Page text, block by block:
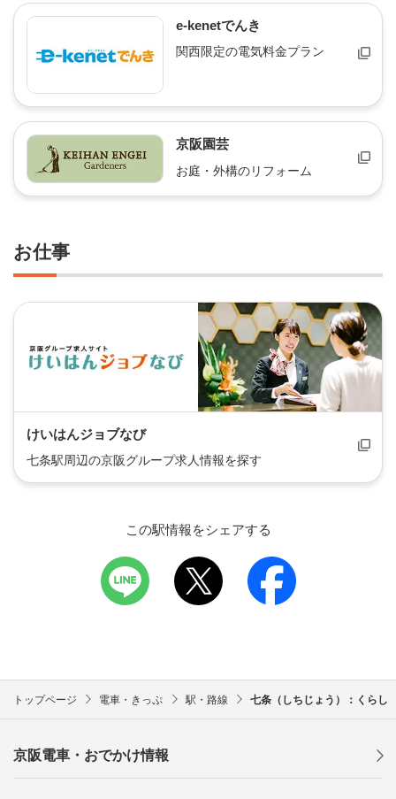
e-kenetでんき
関西限定の電気料金プラン
京阪園芸
お庭・外構のリフォーム
お仕事
けいはんジョブなび
七条駅周辺の京阪グループ求人情報を探す
この駅情報をシェアする
トップページ 電車・きっぷ 駅・路線 七条（しちじょう）：くらし
京阪電車・おでかけ情報